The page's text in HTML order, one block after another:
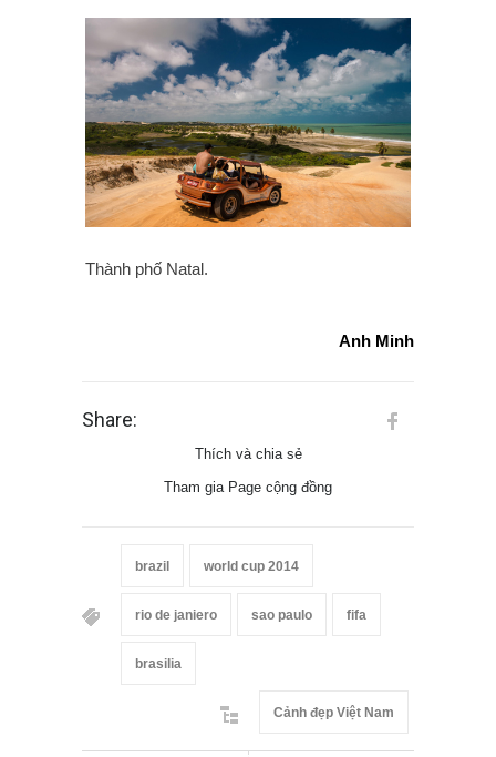
Thành phố Natal.
Anh Minh
Share:
Thích và chia sẻ
Tham gia Page cộng đồng
brazil world cup 2014
rio de janiero sao paulo fifa
brasilia
Cảnh đẹp Việt Nam